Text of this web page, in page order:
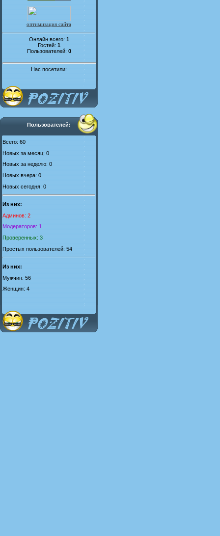
оптимизация сайта
Онлайн всего: 1
Гостей: 1
Пользователей: 0
Нас посетили:
Пользователей:
Всего: 60
Новых за месяц: 0
Новых за неделю: 0
Новых вчера: 0
Новых сегодня: 0
Из них:
Админов: 2
Модераторов: 1
Проверенных: 3
Простых пользователей: 54
Из них:
Мужчин: 56
Женщин: 4